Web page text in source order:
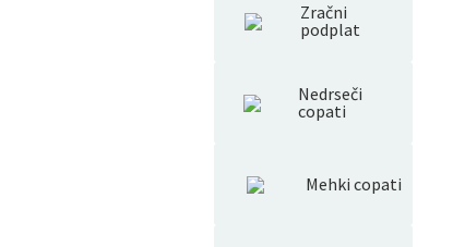
Zračni
podplat
Nedrseči
copati
Mehki copati